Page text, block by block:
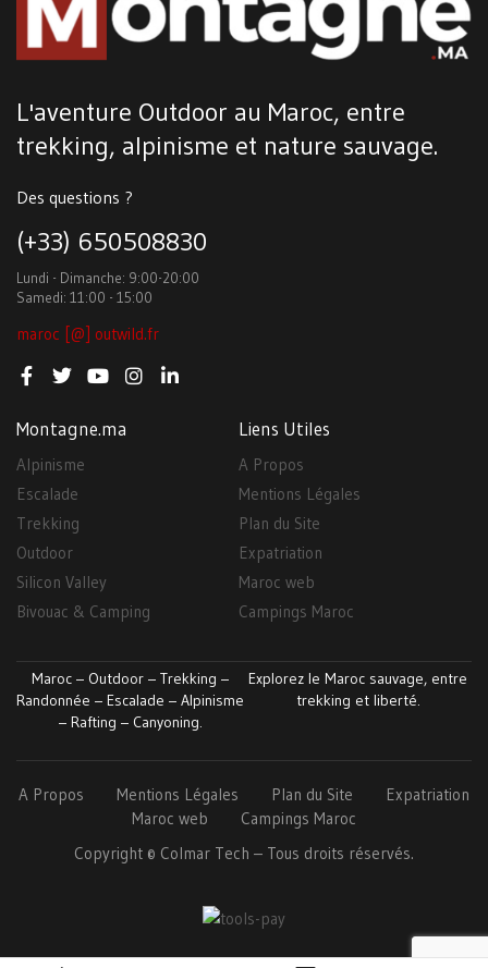
L'aventure Outdoor au Maroc, entre
trekking, alpinisme et nature sauvage.
Des questions ?
(+33) 650508830
Lundi - Dimanche: 9:00-20:00
Samedi: 11:00 - 15:00
maroc [@] outwild.fr
Montagne.ma
Alpinisme
Escalade
Trekking
Outdoor
Silicon Valley
Bivouac & Camping
Liens Utiles
A Propos
Mentions Légales
Plan du Site
Expatriation
Maroc web
Campings Maroc
Maroc – Outdoor – Trekking –
Randonnée – Escalade – Alpinisme
– Rafting – Canyoning.
Explorez le Maroc sauvage, entre
trekking et liberté.
A Propos Mentions Légales Plan du Site
Expatriation
Maroc web
Campings Maroc
Copyright © Colmar Tech – Tous droits réservés.